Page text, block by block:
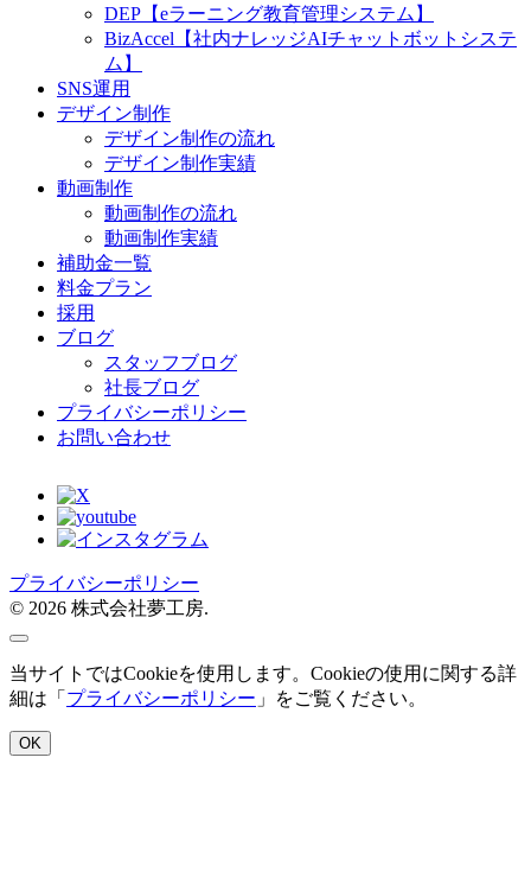
DEP【eラーニング教育管理システム】
BizAccel【社内ナレッジAIチャットボットシステ
ム】
SNS運用
デザイン制作
デザイン制作の流れ
デザイン制作実績
動画制作
動画制作の流れ
動画制作実績
補助金一覧
料金プラン
採用
ブログ
スタッフブログ
社長ブログ
プライバシーポリシー
お問い合わせ
プライバシーポリシー
© 2026 株式会社夢工房.
当サイトではCookieを使用します。Cookieの使用に関する詳
細は「 プライバシーポリシー 」をご覧ください。
OK